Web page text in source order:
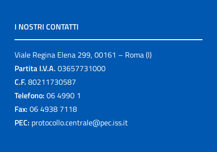
I NOSTRI CONTATTI
Viale Regina Elena 299, 00161 – Roma (I)
Partita I.V.A. 03657731000
C.F. 80211730587
Telefono: 06 4990 1
Fax: 06 4938 7118
PEC: protocollo.centrale@pec.iss.it